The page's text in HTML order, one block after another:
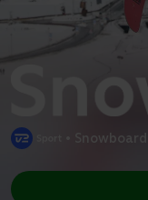
Snowboard